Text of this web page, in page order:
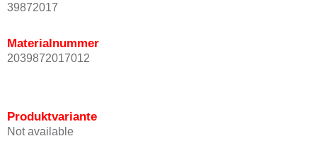
39872017
Materialnummer
2039872017012
Produktvariante
Not available